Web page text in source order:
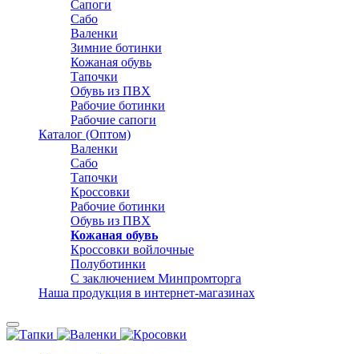
Сапоги
Сабо
Валенки
Зимние ботинки
Кожаная обувь
Тапочки
Обувь из ПВХ
Рабочие ботинки
Рабочие сапоги
Каталог (Оптом)
Валенки
Сабо
Тапочки
Кроссовки
Рабочие ботинки
Обувь из ПВХ
Кожаная обувь
Кроссовки войлочные
Полуботинки
С заключением Минпромторга
Наша продукция в интернет-магазинах